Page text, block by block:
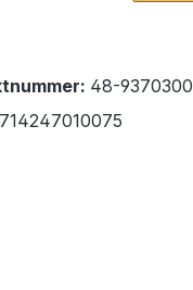
48-9370300